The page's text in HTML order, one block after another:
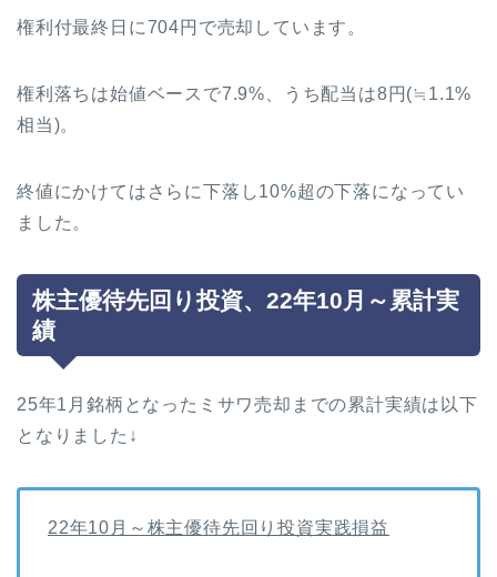
権利付最終日に704円で売却しています。
権利落ちは始値ベースで7.9%、うち配当は8円(≒1.1%
相当)。
終値にかけてはさらに下落し10%超の下落になってい
ました。
株主優待先回り投資、22年10月～累計実
績
25年1月銘柄となったミサワ売却までの累計実績は以下
となりました↓
22年10月～株主優待先回り投資実践損益